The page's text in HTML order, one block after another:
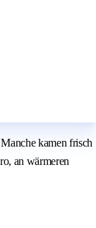
kamen frisch
an wärmeren